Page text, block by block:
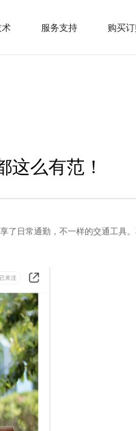
服务支持 购买
么有范！
了日常通勤，不一样的交通工具